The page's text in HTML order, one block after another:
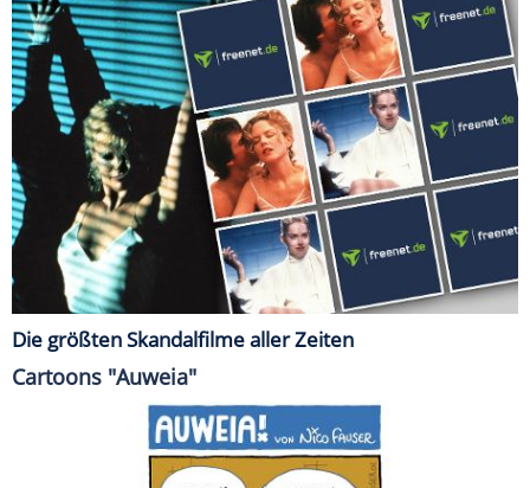
Die größten Skandalfilme aller Zeiten
Cartoons "Auweia"